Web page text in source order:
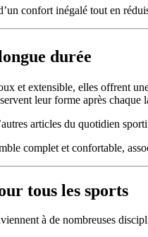
confort inégalé tout en
durée
et extensible, elles offrent
leur forme après
articles du quotidien
complet et confortable,
tous les sports
à de nombreuses